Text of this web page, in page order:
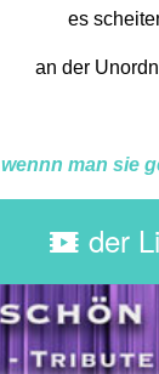
es
an der
man sie
der